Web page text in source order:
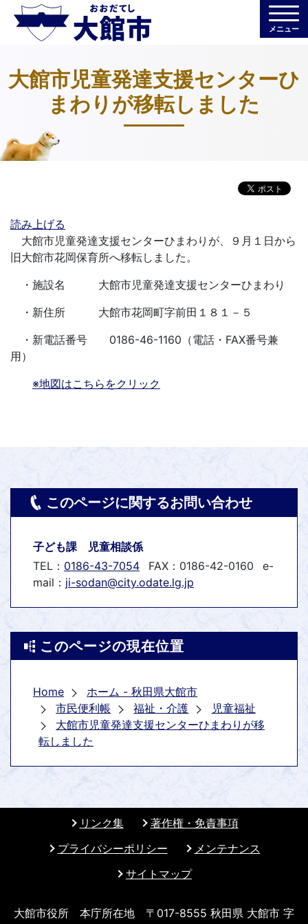
メニュー
大館市児童発達支援センターひ
まわりが移転しました
読み上げる
大館市児童発達支援センターひまわりが、９月１日から
旧大館市花岡保育所へ移転しました。
・施設名 大館市児童発達支援センターひまわり
・新住所 大館市花岡町字前田１８１－５
・新電話番号 0186-46-1160（電話・FAX番号兼
用）
※地図はこちらをクリック
このページに関するお問い合わせ
子ども課 児童相談係
TEL： 0186-43-7054 FAX：0186-42-0160
e-
mail： ji-sodan@city.odate.lg.jp
このページの現在位置
Home
ホーム - 秋田県大館市
市民便利帳
福祉・介護
児童福祉
大館市児童発達支援センターひまわりが移
転しました
リンク集
著作権・免責事項
プライバシーポリシー
メンテナンス
サイトマップ
大館市役所 本庁所在地 〒017-8555 秋田県 大館市 字